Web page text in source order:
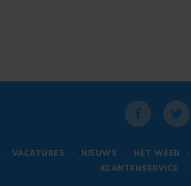
opgeroepen. De komst hiervan werd
rond 20.00 uur geannuleerd. Er hoefde
na een medische check niemand mee
hebben een verdachte aangehouden.
Deze is overgebracht naar een
politiecellencomplex. Een deel van de
VACATURES NIEUWS HET WEER
KLANTENSERVICE